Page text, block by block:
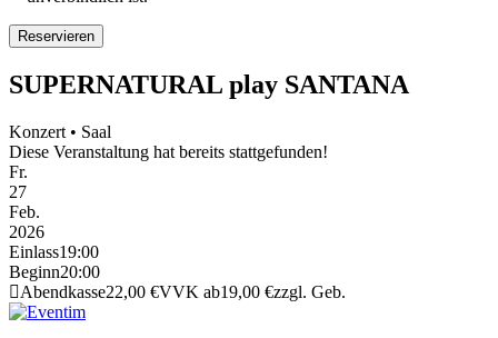
SUPERNATURAL play SANTANA
Konzert • Saal
Diese Veranstaltung hat bereits stattgefunden!
Fr.
27
Feb.
2026
Einlass19:00
Beginn20:00
Abendkasse22,00 €VVK ab19,00 €zzgl. Geb.